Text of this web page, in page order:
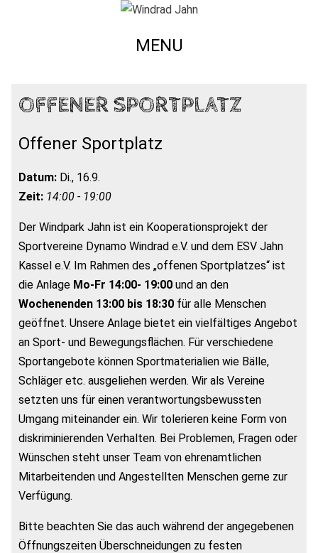
MENU
OFFENER SPORTPLATZ
Offener Sportplatz
Datum: Di., 16.9.
Zeit: 14:00 - 19:00
Der Windpark Jahn ist ein Kooperationsprojekt der
Sportvereine Dynamo Windrad e.V. und dem ESV Jahn
Kassel e.V. Im Rahmen des „offenen Sportplatzes“ ist
die Anlage Mo-Fr 14:00- 19:00 und an den
Wochenenden 13:00 bis 18:30 für alle Menschen
geöffnet. Unsere Anlage bietet ein vielfältiges Angebot
an Sport- und Bewegungsflächen. Für verschiedene
Sportangebote können Sportmaterialien wie Bälle,
Schläger etc. ausgeliehen werden. Wir als Vereine
setzten uns für einen verantwortungsbewussten
Umgang miteinander ein. Wir tolerieren keine Form von
diskriminierenden Verhalten. Bei Problemen, Fragen oder
Wünschen steht unser Team von ehrenamtlichen
Mitarbeitenden und Angestellten Menschen gerne zur
Verfügung.
Bitte beachten Sie das auch während der angegebenen
Öffnungszeiten Überschneidungen zu festen